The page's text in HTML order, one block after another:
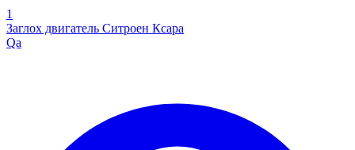
1
Заглох двигатель Ситроен Ксара
Qa